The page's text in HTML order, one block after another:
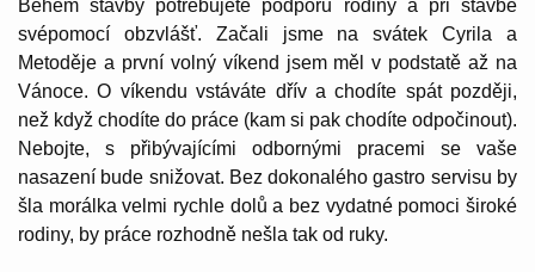
Během stavby potřebujete podporu rodiny a při stavbě
svépomocí obzvlášť. Začali jsme na svátek Cyrila a
Metoděje a první volný víkend jsem měl v podstatě až na
Vánoce. O víkendu vstáváte dřív a chodíte spát později,
než když chodíte do práce (kam si pak chodíte odpočinout).
Nebojte, s přibývajícími odbornými pracemi se vaše
nasazení bude snižovat. Bez dokonalého gastro servisu by
šla morálka velmi rychle dolů a bez vydatné pomoci široké
rodiny, by práce rozhodně nešla tak od ruky.